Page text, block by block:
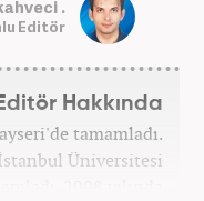
.
Editör
Editör Hakkında
tamamladı.
Üniversitesi
2008 yılında